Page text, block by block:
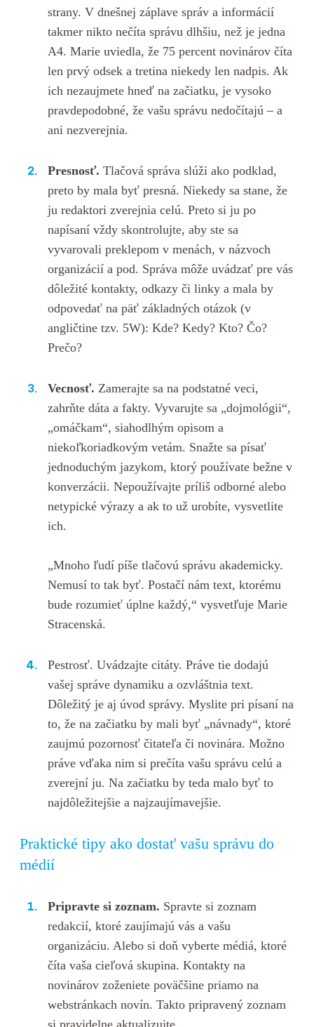
strany. V dnešnej záplave správ a informácií
takmer nikto nečíta správu dlhšiu, než je jedna
A4. Marie uviedla, že 75 percent novinárov číta
len prvý odsek a tretina niekedy len nadpis. Ak
ich nezaujmete hneď na začiatku, je vysoko
pravdepodobné, že vašu správu nedočítajú – a
ani nezverejnia.
Presnosť. Tlačová správa slúži ako podklad,
preto by mala byť presná. Niekedy sa stane, že
ju redaktori zverejnia celú. Preto si ju po
napísaní vždy skontrolujte, aby ste sa
vyvarovali preklepom v menách, v názvoch
organizácií a pod. Správa môže uvádzať pre vás
dôležité kontakty, odkazy či linky a mala by
odpovedať na päť základných otázok (v
angličtine tzv. 5W): Kde? Kedy? Kto? Čo?
Prečo?
Vecnosť. Zamerajte sa na podstatné veci,
zahrňte dáta a fakty. Vyvarujte sa „dojmológii“,
„omáčkam“, siahodlhým opisom a
niekoľkoriadkovým vetám. Snažte sa písať
jednoduchým jazykom, ktorý používate bežne v
konverzácii. Nepoužívajte príliš odborné alebo
netypické výrazy a ak to už urobíte, vysvetlite
ich.
„Mnoho ľudí píše tlačovú správu akademicky.
Nemusí to tak byť. Postačí nám text, ktorému
bude rozumieť úplne každý,“ vysvetľuje Marie
Stracenská.
Pestrosť. Uvádzajte citáty. Práve tie dodajú
vašej správe dynamiku a ozvláštnia text.
Dôležitý je aj úvod správy. Myslite pri písaní na
to, že na začiatku by mali byť „návnady“, ktoré
zaujmú pozornosť čitateľa či novinára. Možno
práve vďaka nim si prečíta vašu správu celú a
zverejní ju. Na začiatku by teda malo byť to
najdôležitejšie a najzaujímavejšie.
Praktické tipy ako dostať vašu správu do
médií
Pripravte si zoznam. Spravte si zoznam
redakcií, ktoré zaujímajú vás a vašu
organizáciu. Alebo si doň vyberte médiá, ktoré
číta vaša cieľová skupina. Kontakty na
novinárov zoženiete poväčšine priamo na
webstránkach novín. Takto pripravený zoznam
si pravidelne aktualizujte.